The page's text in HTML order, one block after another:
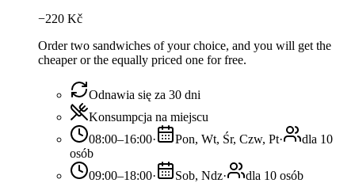
−220 Kč
Order two sandwiches of your choice, and you will get the
cheaper or the equally priced one for free.
Odnawia się za 30 dni
Konsumpcja na miejscu
08:00–16:00· Pon, Wt, Śr, Czw, Pt·
dla 10
osób
09:00–18:00· Sob, Ndz·
dla 10 osób